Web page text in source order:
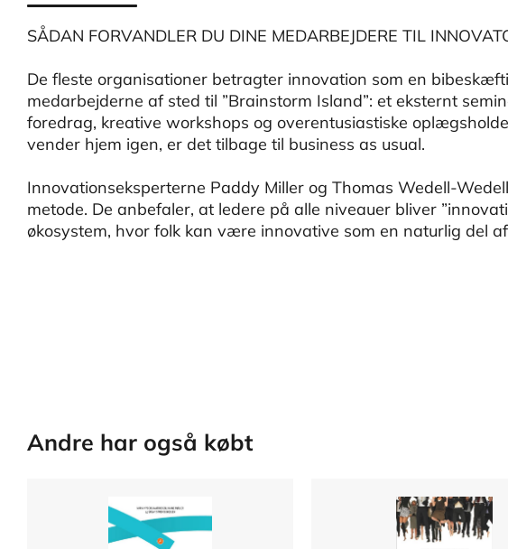
SÅDAN FORVANDLER DU DINE MEDARBEJDERE TIL
De fleste organisationer betragter innovation som en
medarbejderne af sted til ”Brainstorm Island”: et eksternt
foredrag, kreative workshops og overentusiastiske
vender hjem igen, er det tilbage til business as usual.
Innovationseksperterne Paddy Miller og Thomas Wedell-
metode. De anbefaler, at ledere på alle niveauer bliver
økosystem, hvor folk kan være innovative som en naturlig del
Andre har også købt